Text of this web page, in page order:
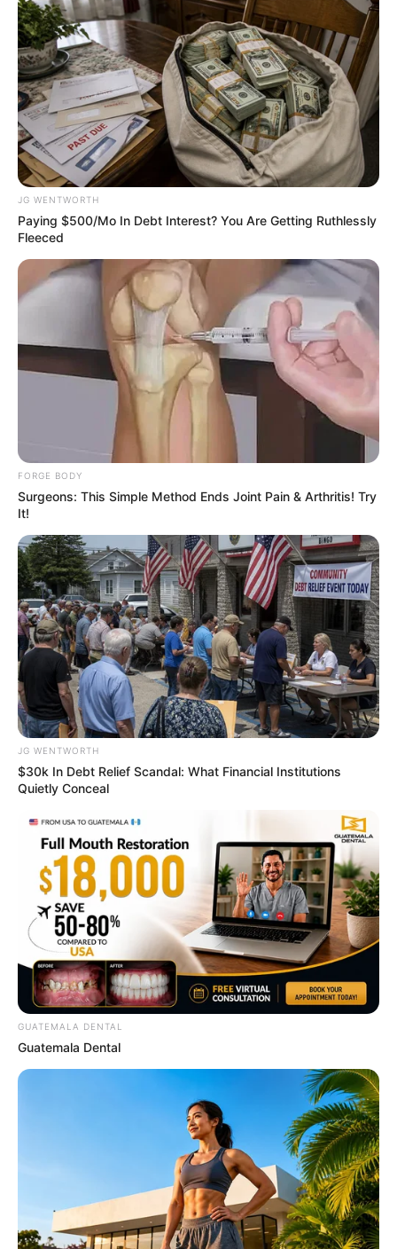
วันนี้ดวงชะตาโดดเด่นด้านการเงิน ท่านที่นำเงินไป
ลงทุนไว้ จะได้รับผลกำไรกลับคืน งานส่วนตัวมีเกณฑ์
ลงทุนเพิ่มเติม ความรักไร้กังวล บางท่านมีเกณฑ์ได้
รับของมีค่า หรือของขวัญจากคนรัก
ดวงคนเกิดวันพุธ
ไพ่ประจำวันของท่านในวันนี้ คือ ไพ่เริ่มต้น
วันนี้ชีวิตมีความสุข ได้พบเจอเรื่องราวดีดี สังคมใหม่
เพื่อนใหม่ บางท่านมีเกณฑ์พบรักที่ถูกใจ ดวงการ
งานก็โดดเด่นมีเกณฑ์พบงานพิเศษ หรืออาจเจองาน
ดวงคนเกิดวันพฤหัสบดี
ไพ่ประจำวันของท่านในวันนี้ คือ ไพ่ทรัพย์สมบัติ
ใครที่กำลังประกาศขายหรือให้เช่าที่ดิน บ้าน คอนโด
จะได้รับ ข่าวดี เพราะวันนี้มีเกณฑ์ได้เงินจากสมบัติ
หรือมรดก ท่านที่นำเงินไปลงทุนไว้จะได้ผลกำไรกลับ
คืน วันนี้อาจต้องระวังอุบัติเหตุจากของมีคม
ดวงคนเกิดวันศุกร์
ไพ่ประจำวันของท่านในวันนี้ คือ ไพ่กิเลส
วันนี้มีแต่เรื่องต้องให้ระวัง โดยเฉพาะมีเกณฑ์สูญ
JG WENTWORTH
Paying $500/Mo In Debt Interest? You Are Getting Ruthlessly
Fleeced
FORGE BODY
Surgeons: This Simple Method Ends Joint Pain & Arthritis! Try
It!
JG WENTWORTH
$30k In Debt Relief Scandal: What Financial Institutions
Quietly Conceal
GUATEMALA DENTAL
Guatemala Dental